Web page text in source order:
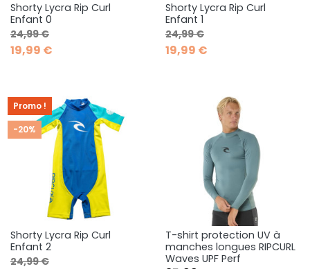
Shorty Lycra Rip Curl
Enfant 0
Prix de base
24,99 €Prix
19,99 €
Shorty Lycra Rip Curl
Enfant 1
Prix de base
24,99 €Prix
19,99 €
Shorty Lycra Rip Curl
Enfant 2
Prix de base
24,99 €Prix
Promo !
-20%
T-shirt protection UV à
manches longues RIPCURL
Waves UPF Perf